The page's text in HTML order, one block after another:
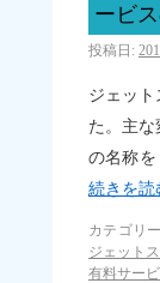
ービ
投稿日:
ジェッ
た。主
の名称を
続きを読
カテゴリ
ジェット
有料サー